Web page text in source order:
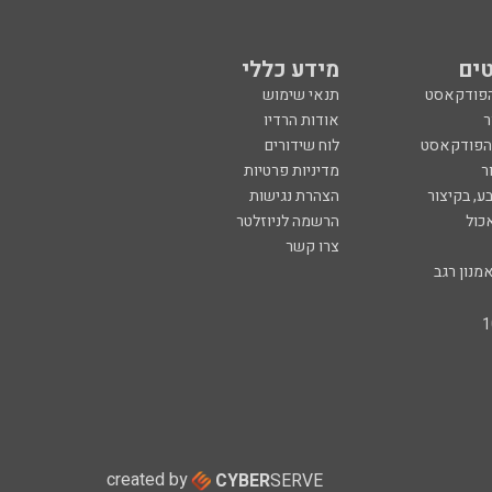
מידע כללי
תנאי שימוש
אודות הרדיו
הפודקאסט
לוח שידורים
מדיניות פרטיות
בקיצור
הצהרת נגישות
הרשמה לניוזלטר
צרו קשר
רגב
created by CYBERSERVE